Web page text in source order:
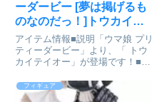
ーダービー [夢は掲げるも
のなのだっ！]トウカイテ
イオー 1/7 完成品フィギュ
ア[コトブキヤ]が予約受付
開始
アイテム情報■説明「ウマ娘 プリ
ティーダービー」より、「 トウ
カイテイオー」が登場です！■サ
マ娘 プリティーダービー_ トウ
カイテイオーcolleizeで探す
フィギュア